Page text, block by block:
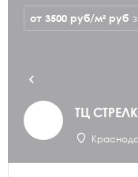
ТЦ
от 3500 руб/м² руб